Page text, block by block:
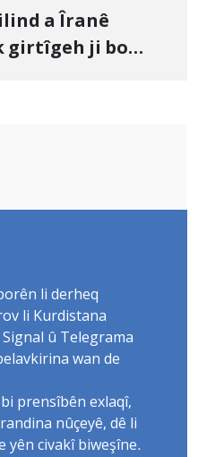
a Îranê
girtîgeh ji bo
li derheq
li Kurdistana
û Telegrama
wan de
prensîbên exlaqî,
nûçeyê, dê li
yên civakî biweşîne.